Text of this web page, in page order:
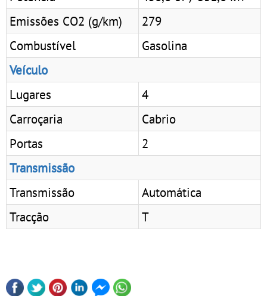
Emissões CO2 (g/km)
279
Combustível
Gasolina
Veículo
Lugares
4
Carroçaria
Cabrio
Portas
2
Transmissão
Transmissão
Automática
Tracção
T